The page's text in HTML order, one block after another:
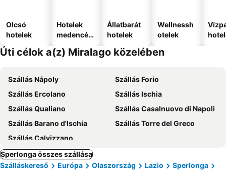
Olcsó
hotelek
Hotelek
medencév
Állatbarát
hotelek
Wellnessh
otelek
Úti célok a(z) Miralago közelében
Szállás Nápoly
Szállás Forio
Szállás Ercolano
Szállás Ischia
Szállás Qualiano
Szállás Casalnuovo di Napoli
Szállás Barano d'Ischia
Szállás Torre del Greco
Szállás Calvizzano
Sperlonga összes szállása
Szálláskereső
Európa Olaszország Lazio
Sperlonga